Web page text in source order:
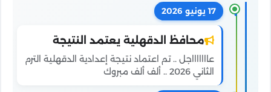
17 يونيو 2026
محافظ الدقهلية يعتمد النتيجة
عاااااااجل .. تم اعتماد نتيجة إعدادية الدقهلية الترم
الثاني 2026 .. ألف ألف مبروك